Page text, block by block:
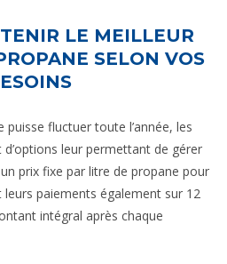
LE MEILLEUR
SELON VOS
puisse fluctuer toute l’année, les
leur permettant de gérer
prix fixe par litre de propane pour
paiements également sur 12
intégral après chaque